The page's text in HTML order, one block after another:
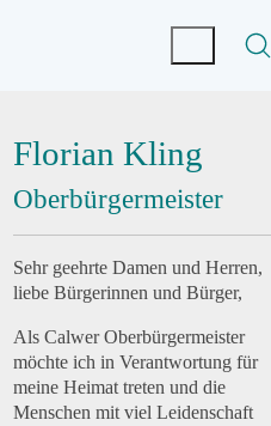
Florian Kling
Oberbürgermeister
Sehr geehrte Damen und Herren,
liebe Bürgerinnen und Bürger,
Als Calwer Oberbürgermeister
möchte ich in Verantwortung für
meine Heimat treten und die
Menschen mit viel Leidenschaft